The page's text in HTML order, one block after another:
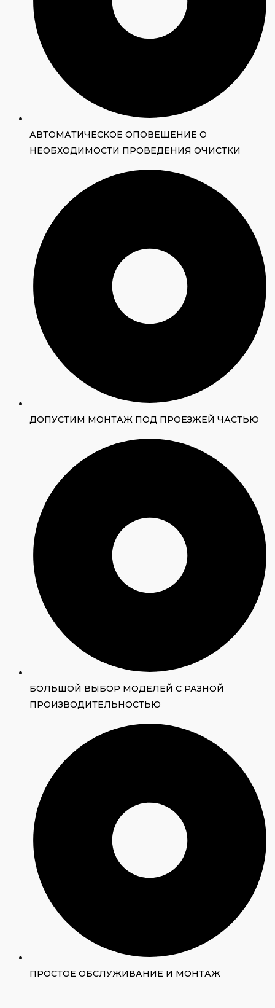
АВТОМАТИЧЕСКОЕ ОПОВЕЩЕНИЕ О
НЕОБХОДИМОСТИ ПРОВЕДЕНИЯ ОЧИСТКИ
ДОПУСТИМ МОНТАЖ ПОД ПРОЕЗЖЕЙ ЧАСТЬЮ
БОЛЬШОЙ ВЫБОР МОДЕЛЕЙ С РАЗНОЙ
ПРОИЗВОДИТЕЛЬНОСТЬЮ
ПРОСТОЕ ОБСЛУЖИВАНИЕ И МОНТАЖ